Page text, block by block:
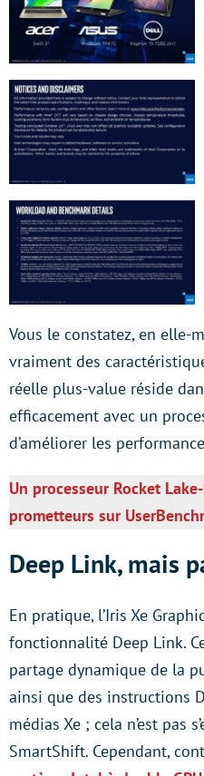
Vous le constatez, en elle-
vraiment des
réelle plus-value réside
efficacement avec un
d’améliorer les
Un processeur Rocket
prometteurs sur
Deep Link, mais
En pratique, l’Iris Xe
fonctionnalité Deep Link.
partage dynamique de la
ainsi que des instructions
médias Xe ; cela n’est pas
SmartShift. Cependant,